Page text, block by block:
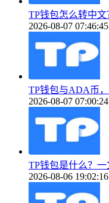
TP钱包怎么转中
2026-08-07 07:46:45
TP钱包与ADA币
2026-08-07 07:00:24
TP钱包是什么？
2026-08-06 19:02:16